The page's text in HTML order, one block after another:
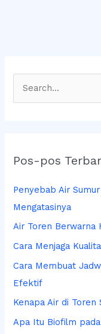
u
t
u
k
:
Pos-pos
Penyebab Air
Mengatasinya
Air Toren Berwarna
Cara Menjaga
Cara Membuat
Efektif
Kenapa Air di
Apa Itu Biofilm